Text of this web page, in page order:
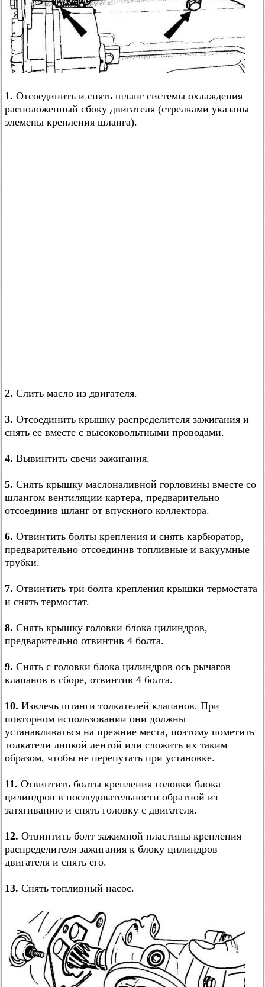
1. Отсоединить и снять шланг системы охлаждения
расположенный сбоку двигателя (стрелками указаны
элемены крепления шланга).
2. Слить масло из двигателя.
3. Отсоединить крышку распределителя зажигания и
снять ее вместе с высоковольтными проводами.
4. Вывинтить свечи зажигания.
5. Снять крышку маслоналивной горловины вместе со
шлангом вентиляции картера, предварительно
отсоединив шланг от впускного коллектора.
6. Отвинтить болты крепления и снять карбюратор,
предварительно отсоединив топливные и вакуумные
трубки.
7. Отвинтить три болта крепления крышки термостата
и снять термостат.
8. Снять крышку головки блока цилиндров,
предварительно отвинтив 4 болта.
9. Снять с головки блока цилиндров ось рычагов
клапанов в сборе, отвинтив 4 болта.
10. Извлечь штанги толкателей клапанов. При
повторном использовании они должны
устанавливаться на прежние места, поэтому пометить
толкатели липкой лентой или сложить их таким
образом, чтобы не перепутать при установке.
11. Отвинтить болты крепления головки блока
цилиндров в последовательности обратной из
затягиванию и снять головку с двигателя.
12. Отвинтить болт зажимной пластины крепления
распределителя зажигания к блоку цилиндров
двигателя и снять его.
13. Снять топливный насос.